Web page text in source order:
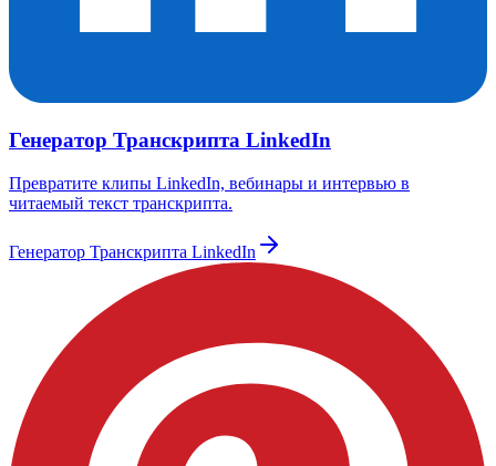
Генератор Транскрипта LinkedIn
Превратите клипы LinkedIn, вебинары и интервью в
читаемый текст транскрипта.
Генератор Транскрипта LinkedIn